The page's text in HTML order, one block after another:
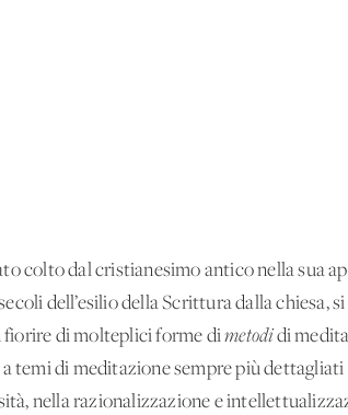
colto dal cristianesimo antico nella sua
dell’esilio della Scrittura dalla chiesa, si
fiorire di molteplici forme dimetodidi
temi di meditazione sempre più
nella razionalizzazione e